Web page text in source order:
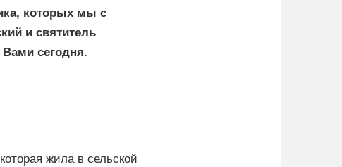
которых мы с
и святитель
сегодня.
жила в сельской